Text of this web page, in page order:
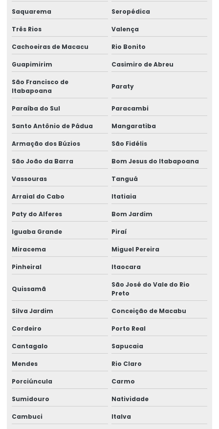
Etiquetas Adesivas Para Embalagens Comerciais
Etiquetas Adesivas Para Festas E Eventos
Etiquetas Adesivas Para Identificação De Produtos
Etiquetas Adesivas Para Marcação De Produtos
Etiquetas Adesivas Para Produtos
Etiquetas Adesivas Para Produtos Alimentícios
Etiquetas Adesivas Para Roupas E Têxteis
Etiquetas Adesivas Personalizadas
Etiquetas Auto Adesivas Para Vários Segmentos
Etiquetas De Bopp Transparente
Etiquetas De Papel Couchê Fosco E Brilho
Etiquetas De Preço Para Loja
Etiquetas Eletrônicas E Impressas
Etiquetas Em Papel Para Diversos Usos
Etiquetas Para Brindes E Promoções
Etiquetas Para Classificação De Produtos
Etiquetas Para Comércio
Etiquetas Para Embalagens E Produtos
Etiquetas Para Marcação De Preços
Etiquetas Para Produtos Alimentícios
Saquarema Seropédica
Três Rios Valença
Cachoeiras de Macacu Rio Bonito
Guapimirim Casimiro de Abreu
São Francisco de
Itabapoana
Paraty
Paraíba do Sul Paracambi
Santo Antônio de Pádua Mangaratiba
Armação dos Búzios São Fidélis
São João da Barra Bom Jesus do Itabapoana
Vassouras Tanguá
Arraial do Cabo Itatiaia
Paty do Alferes Bom Jardim
Iguaba Grande Piraí
Miracema Miguel Pereira
Pinheiral Itaocara
Quissamã
São José do Vale do Rio
Preto
Silva Jardim Conceição de Macabu
Cordeiro Porto Real
Cantagalo Sapucaia
Mendes Rio Claro
Porciúncula Carmo
Sumidouro Natividade
Cambuci Italva